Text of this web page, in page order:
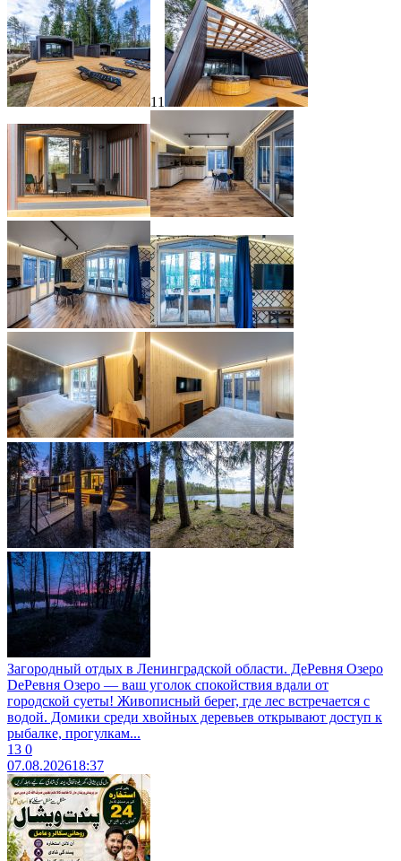
11
Загородный отдых в Ленинградской области. ДeРевня Озеро
DeРевня Озеро — ваш уголок спокойствия вдали от
городской суеты! Живописный берег, где лес встречается с
водой. Домики среди хвойных деревьев открывают доступ к
рыбалке, прогулкам...
13 0
07.08.202618:37